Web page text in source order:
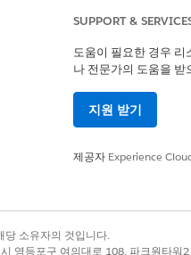
를 계산한 후 별칭
추출하고 별칭 VIN__c를 할당합
정보를 추출하고 별칭
를 추출하고 Year__c로 별칭을
정보를 추출하고 별칭을
SUPPORT &
도움이 필요한 경우 리
나 전문가의 도움을 받
지원 받기
제공자 Experience
소유자의 것입니다.
영등포구 여의대로 108, 파크원타워